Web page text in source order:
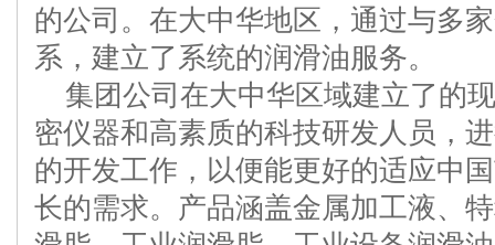
的公司。在大中华地区，通过与多
系，建立了系统的润滑油服务。
集团公司在大中华区域建立了的
密仪器和高素质的科技研发人员，
的开发工作，以便能更好的适应中
长的需求。产品涵盖金属加工液、